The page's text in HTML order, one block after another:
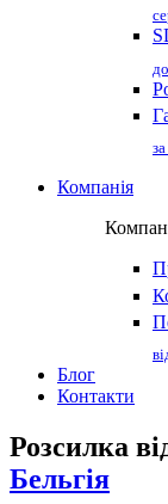
Компанія
Блог
Контакти
Розсилка
Бельгія